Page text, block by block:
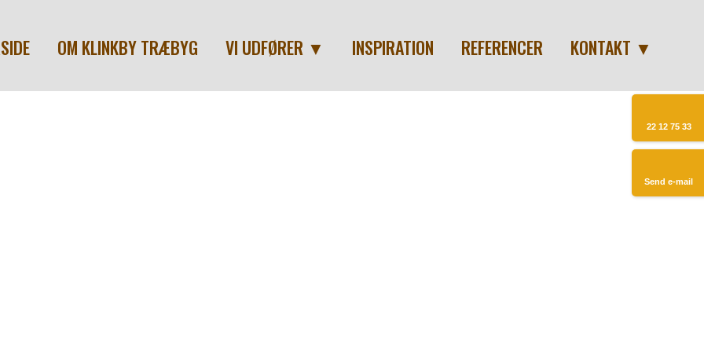
OM KLINKBY TRÆBYG VI UDFØRER ▼ INSPIRATION REFERENCER KONTAKT ▼
22 12 75 33​​
Send e-mail​